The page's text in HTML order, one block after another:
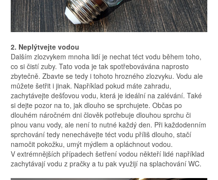
2. Neplýtvejte vodou
Dalším zlozvykem mnoha lidí je nechat téct vodu během toho,
co si čistí zuby. Tato voda je tak spotřebovávána naprosto
zbytečně. Zbavte se tedy i tohoto hrozného zlozvyku. Vodu ale
můžete šetřit i jinak. Například pokud máte zahradu,
zachytávejte dešťovou vodu, která je ideální na zalévání. Také
si dejte pozor na to, jak dlouho se sprchujete. Občas po
dlouhém náročném dni člověk potřebuje dlouhou sprchu či
plnou vanu vody, ale není to nutné každý den. Při každodenním
sprchování tedy nenechávejte téct vodu příliš dlouho, stačí
namočit pokožku, umýt mýdlem a opláchnout vodou.
V extrémnějších případech šetření vodou někteří lidé například
zachytávají vodu z pračky a tu pak využijí na splachování WC.